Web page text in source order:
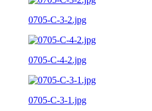
0705-C-3-2.jpg
0705-C-4-2.jpg
0705-C-3-1.jpg